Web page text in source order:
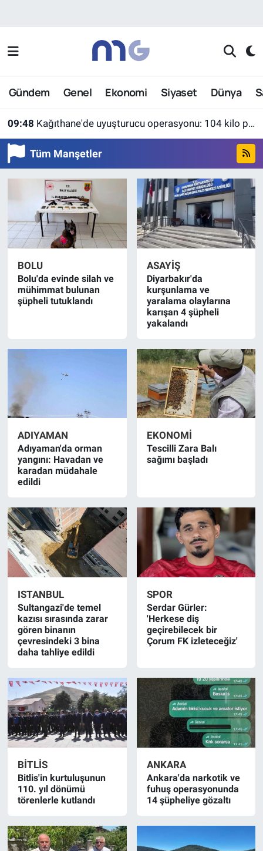
Gündem Genel Ekonomi Siyaset Dünya
09:48 Kağıthane'de uyuşturucu operasyonu: 104 kilo pregabalin ele geçirildi
Tüm Manşetler
BOLU
Bolu'da evinde silah ve
mühimmat bulunan
şüpheli tutuklandı
ASAYIŞ
Diyarbakır'da
kurşunlama ve
yaralama olaylarına
karışan 4 şüpheli
yakalandı
ADIYAMAN
Adıyaman'da orman
yangını: Havadan ve
karadan müdahale
edildi
EKONOMI
Tescilli Zara Balı
sağımı başladı
ISTANBUL
Sultangazi'de temel
kazısı sırasında zarar
gören binanın
çevresindeki 3 bina
daha tahliye edildi
SPOR
Serdar Gürler:
'Herkese diş
geçirebilecek bir
Çorum FK izleteceğiz'
BITLIS
Bitlis'in kurtuluşunun
110. yıl dönümü
törenlerle kutlandı
ANKARA
Ankara'da narkotik ve
fuhuş operasyonunda
14 şüpheliye gözaltı
Nöbetçi Eczaneler
Hava Durumu
Tüm Manşetler
Son Dakika Haberleri